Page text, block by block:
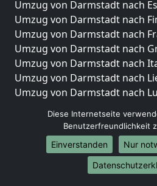
Umzug von Darmstadt nach
Umzug von Darmstadt nach
Umzug von Darmstadt nach
Umzug von Darmstadt nach
Umzug von Darmstadt nach
Umzug von Darmstadt nach
Umzug von Darmstadt nach
Umzug von Darmstadt nach
Umzüge-
Umzug von Darmstadt nach
Diese Internetseite
Benutzerfreundlichkeit
Einverstanden
Nur